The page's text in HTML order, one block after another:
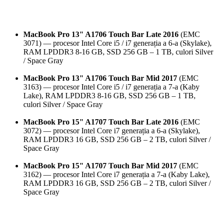
MacBook Pro 13" A1706 Touch Bar Late 2016 (EMC
3071) — procesor Intel Core i5 / i7 generația a 6-a (Skylake),
RAM LPDDR3 8-16 GB, SSD 256 GB – 1 TB, culori Silver
/ Space Gray
MacBook Pro 13" A1706 Touch Bar Mid 2017 (EMC
3163) — procesor Intel Core i5 / i7 generația a 7-a (Kaby
Lake), RAM LPDDR3 8-16 GB, SSD 256 GB – 1 TB,
culori Silver / Space Gray
MacBook Pro 15" A1707 Touch Bar Late 2016 (EMC
3072) — procesor Intel Core i7 generația a 6-a (Skylake),
RAM LPDDR3 16 GB, SSD 256 GB – 2 TB, culori Silver /
Space Gray
MacBook Pro 15" A1707 Touch Bar Mid 2017 (EMC
3162) — procesor Intel Core i7 generația a 7-a (Kaby Lake),
RAM LPDDR3 16 GB, SSD 256 GB – 2 TB, culori Silver /
Space Gray